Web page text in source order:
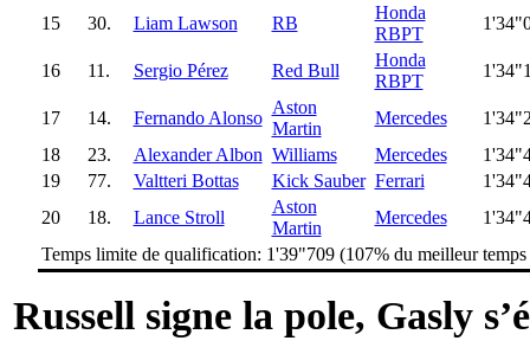
15
30. Liam Lawson RB
Honda
RBPT
16 11. Sergio Pérez Red Bull
Honda
RBPT
17 14. Fernando Alonso
Aston
Martin
Mercedes
18
23. Alexander Albon Williams Mercedes
19
77. Valtteri Bottas Kick Sauber Ferrari
20
18. Lance Stroll
Aston
Martin
Mercedes
Temps limite de qualification: 1'39"709 (107% du meilleur
Russell signe la pole, Gasly